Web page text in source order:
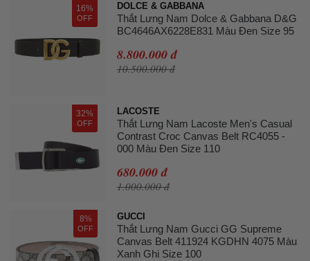
16%
OFF
DOLCE & GABBANA
Thắt Lưng Nam Dolce & Gabbana D&G
BC4646AX6228E831 Màu Đen Size 95
8.800.000 đ
10.500.000 đ
32%
OFF
LACOSTE
Thắt Lưng Nam Lacoste Men's Casual
Contrast Croc Canvas Belt RC4055 -
000 Màu Đen Size 110
680.000 đ
1.000.000 đ
8%
OFF
GUCCI
Thắt Lưng Nam Gucci GG Supreme
Canvas Belt 411924 KGDHN 4075 Màu
Xanh Ghi Size 100